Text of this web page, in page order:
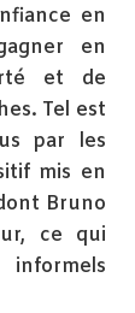
en
en
et de
Tel est
par les
mis en
Bruno
ce qui